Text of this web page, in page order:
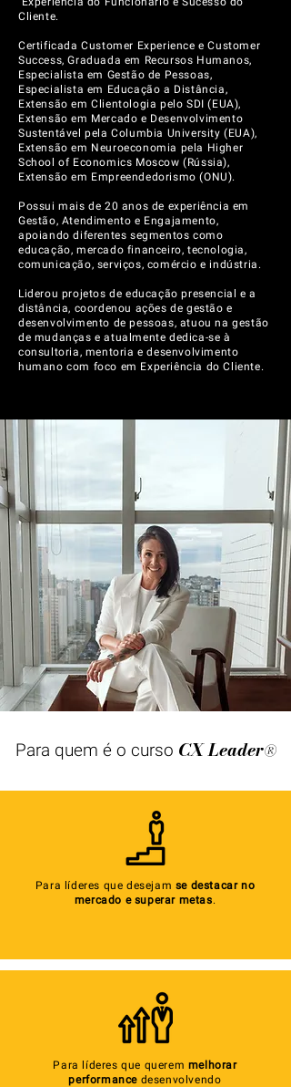
Cliente.
Certificada Customer Experience e Customer
Success, Graduada em Recursos Humanos,
Especialista em Gestão de Pessoas,
Especialista em Educação a Distância,
Extensão em Clientologia pelo SDI (EUA),
Extensão em Mercado e Desenvolvimento
Sustentável pela Columbia University (EUA),
Extensão em Neuroeconomia pela Higher
School of Economics Moscow (Rússia),
Extensão em Empreendedorismo (ONU).
Possui mais de 20 anos de experiência em
Gestão, Atendimento e Engajamento,
apoiando diferentes segmentos como
educação, mercado financeiro, tecnologia,
comunicação, serviços, comércio e indústria.
Liderou projetos de educação presencial e a
distância, coordenou ações de gestão e
desenvolvimento de pessoas, atuou na gestão
de mudanças e atualmente dedica-se à
consultoria, mentoria e desenvolvimento
humano com foco em Experiência do Cliente.
Para quem é o curso CX Leader®
Para líderes que desejam se destacar no
mercado e superar metas.
Para líderes que querem melhorar
performance desenvolvendo